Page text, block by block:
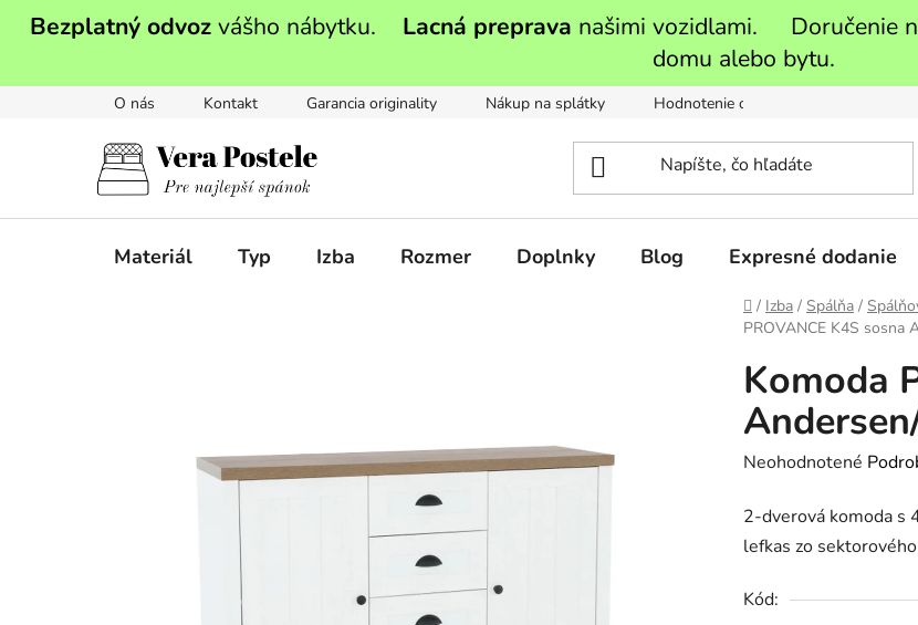
Bezplatný odvozvášho nábytku. Lacná preprava našimi vozidlami. Doručenie
domu alebo bytu.
O nás Kontakt Garancia originality Nákup na splátky Hodnotenie obchodu
Materiál Typ Izba Rozmer Doplnky Blog Expresné dodanie
Domov
/ Izba / Spálňa /
PROVANCE K4S sosna
Komoda
Priemerné
produktu
je
z
Neohodnotené
2-dverová komoda s
lefkas zo
Kód: